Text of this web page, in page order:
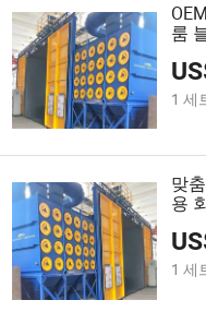
룸
1 세
맞
용
1 세